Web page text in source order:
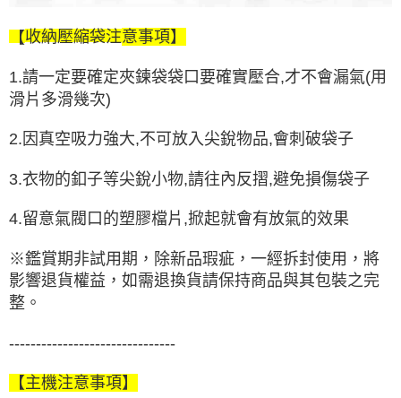
【收納壓縮袋注意事項】
1.請一定要確定夾鍊袋袋口要確實壓合,才不會漏氣(用
滑片多滑幾次)
2.因真空吸力強大,不可放入尖銳物品,會刺破袋子
3.衣物的釦子等尖銳小物,請往內反摺,避免損傷袋子
4.留意氣閥口的塑膠檔片,掀起就會有放氣的效果
※鑑賞期非試用期，除新品瑕疵，一經拆封使用，將
影響退貨權益，如需退換貨請保持商品與其包裝之完
整。
-------------------------------
【主機注意事項】